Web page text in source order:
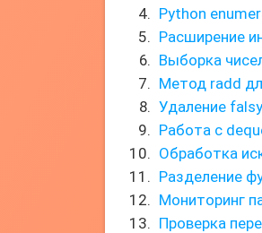
Python
Расширение
Выборка
Метод radd
Удаление
Работа с
Обработка
Разделение
Мониторинг
Проверка